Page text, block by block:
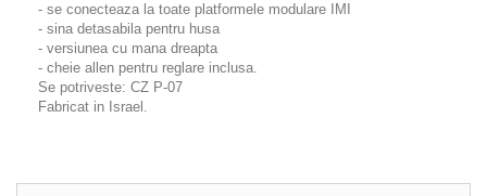
- se conecteaza la toate platformele modulare IMI
- sina detasabila pentru husa
- versiunea cu mana dreapta
- cheie allen pentru reglare inclusa.
Se potriveste: CZ P-07
Fabricat in Israel.